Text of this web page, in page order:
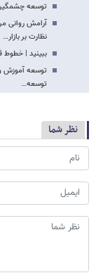
توسعه چشمگیر
آرامش روانی
نظارت بر بازار…
ببینید |
توسعه…
نظر شما